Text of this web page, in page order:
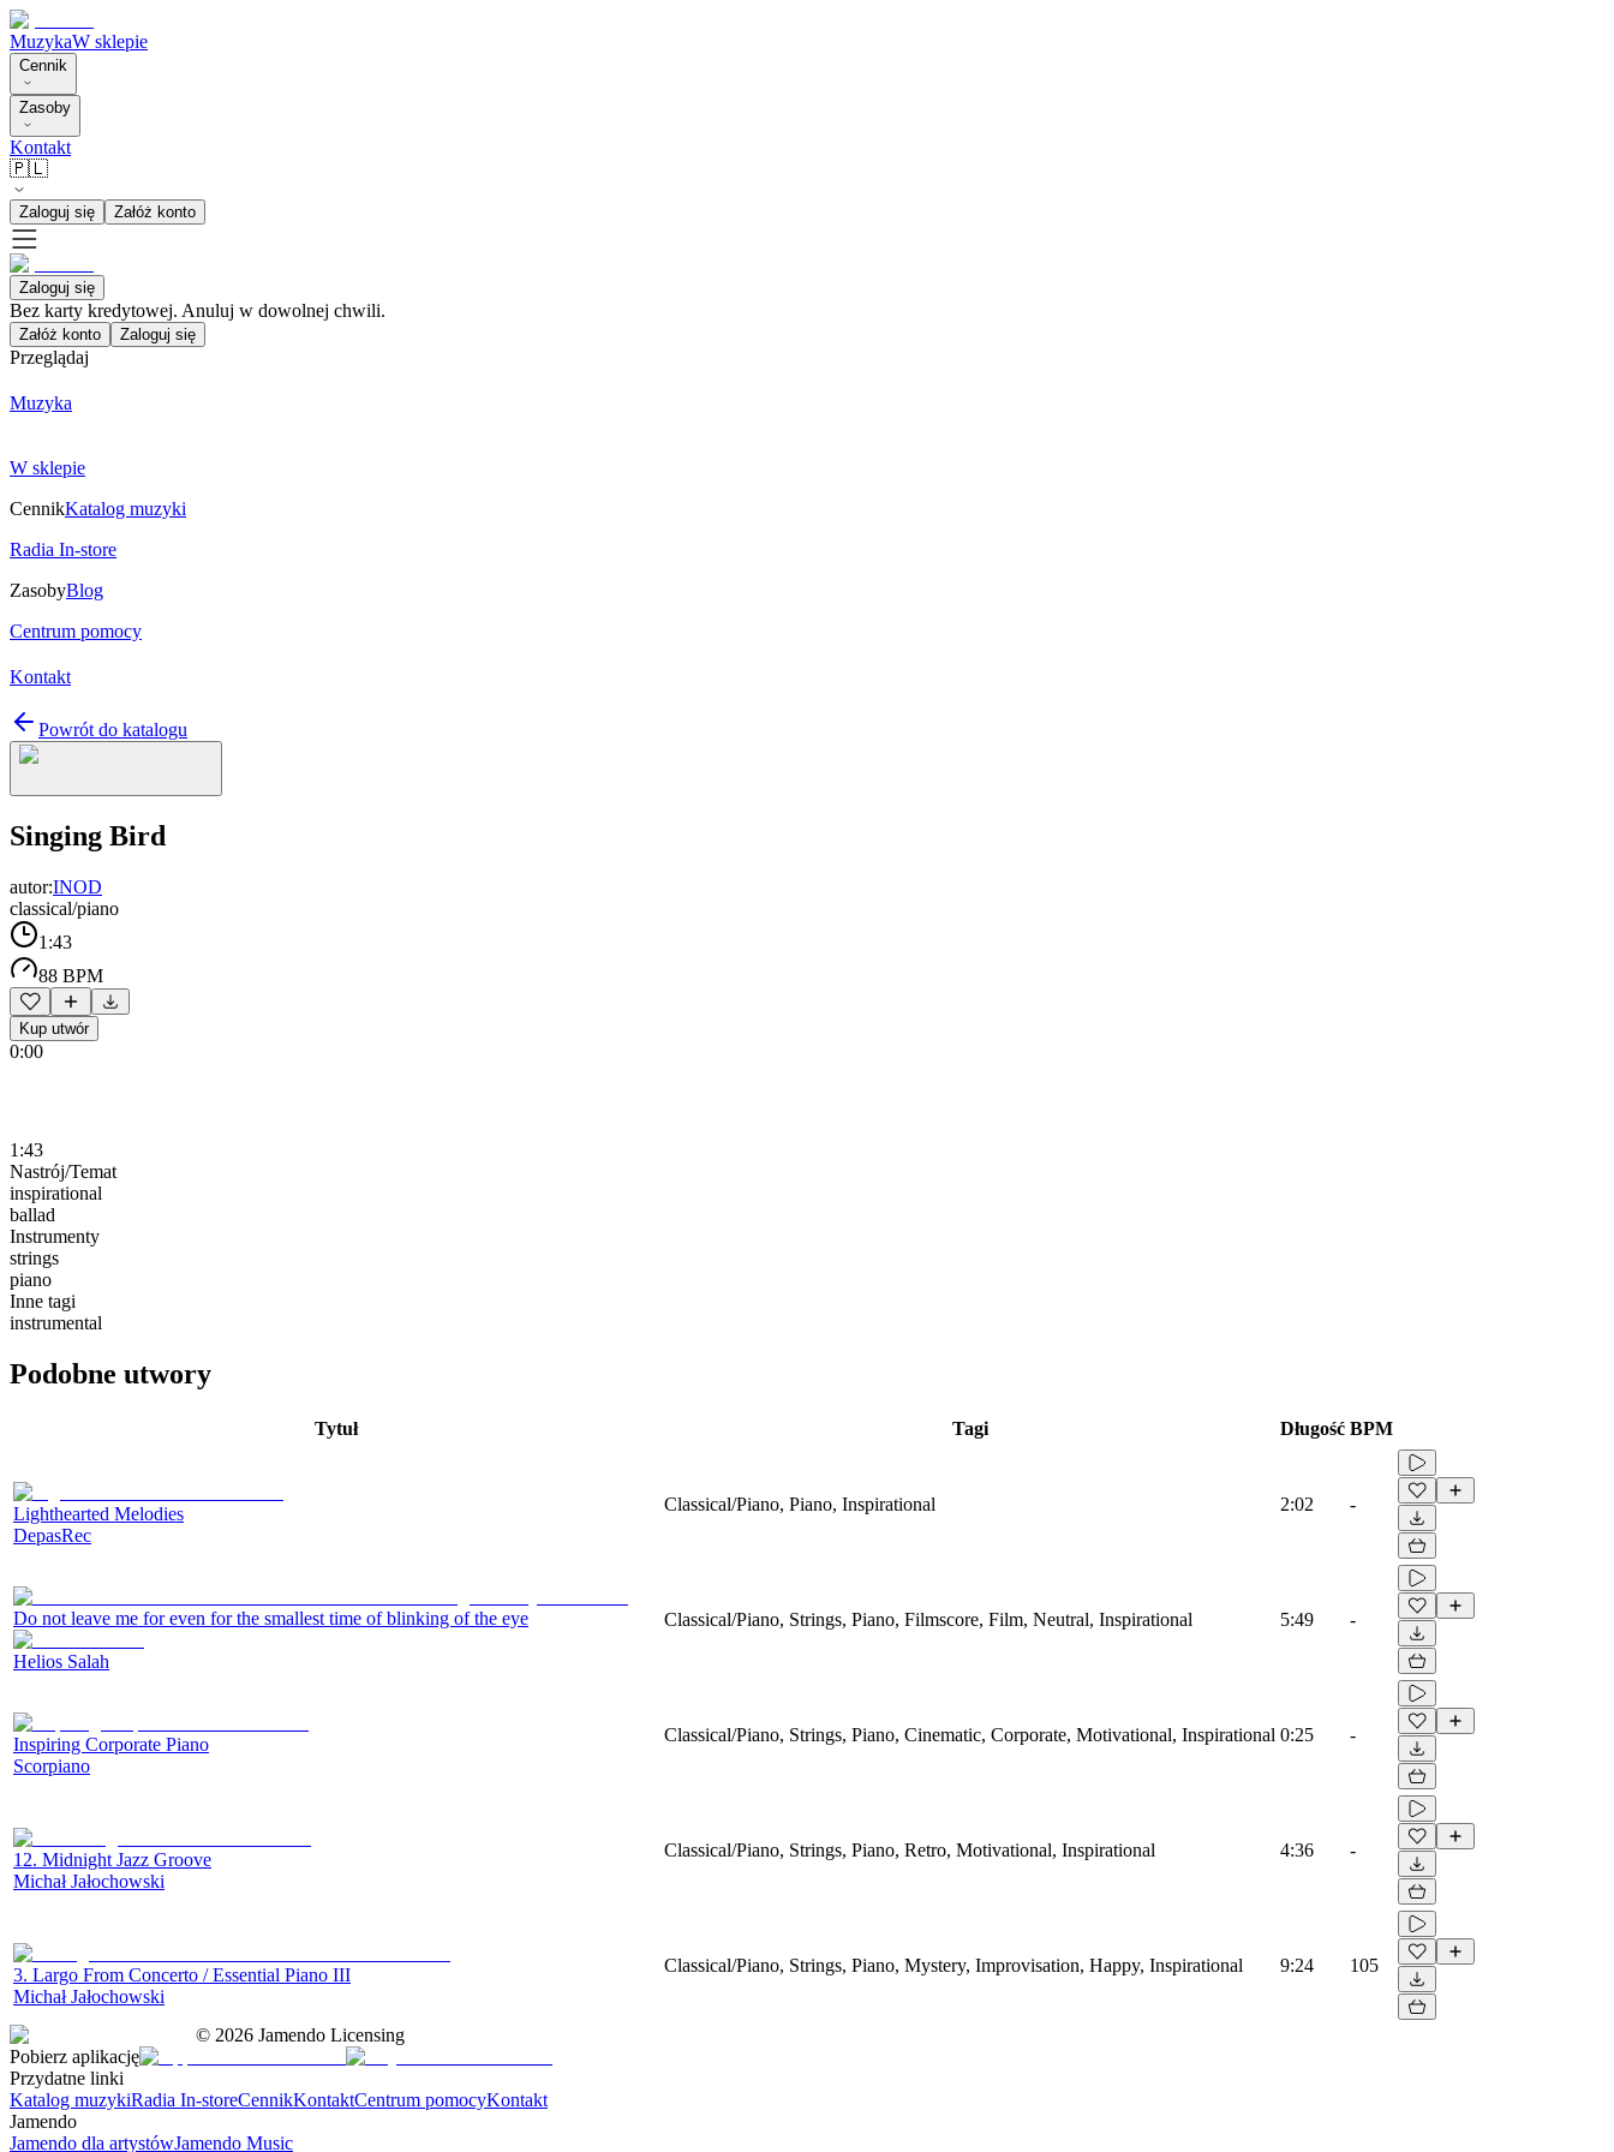
MuzykaW sklepie
Cennik
Zasoby
Kontakt
🇵🇱
Zaloguj się Załóż konto
Zaloguj się
Bez karty kredytowej. Anuluj w dowolnej chwili.
Załóż konto Zaloguj się
Przeglądaj
Muzyka
W sklepie
CennikKatalog muzyki
Radia In-store
ZasobyBlog
Centrum pomocy
Kontakt
Powrót do katalogu
Singing Bird
autor:INOD
classical/piano
1:43
88 BPM
Kup utwór
0:00
1:43
Nastrój/Temat
inspirational
ballad
Instrumenty
strings
piano
Inne tagi
instrumental
Podobne utwory
Tytuł Tagi Długość BPM
Lighthearted Melodies
DepasRec
Classical/Piano, Piano, Inspirational 2:02 -
Do not leave me for even for the smallest time of blinking of the eye
Helios Salah
Classical/Piano, Strings, Piano, Filmscore, Film, Neutral, Inspirational 5:49 -
Inspiring Corporate Piano
Scorpiano
Classical/Piano, Strings, Piano, Cinematic, Corporate, Motivational, Inspirational 0:25 -
12. Midnight Jazz Groove
Michał Jałochowski
Classical/Piano, Strings, Piano, Retro, Motivational, Inspirational 4:36 -
3. Largo From Concerto / Essential Piano III
Michał Jałochowski
Classical/Piano, Strings, Piano, Mystery, Improvisation, Happy, Inspirational 9:24 105
© 2026 Jamendo Licensing
Pobierz aplikację
Przydatne linki
Katalog muzykiRadia In-storeCennikKontaktCentrum pomocyKontakt
Jamendo
Jamendo dla artystówJamendo Music